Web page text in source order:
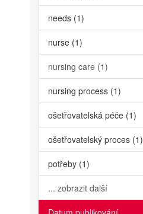
needs (1)
nurse (1)
nursing care (1)
nursing process (1)
ošetřovatelská péče (1)
ošetřovatelský proces (1)
potřeby (1)
... zobrazit další